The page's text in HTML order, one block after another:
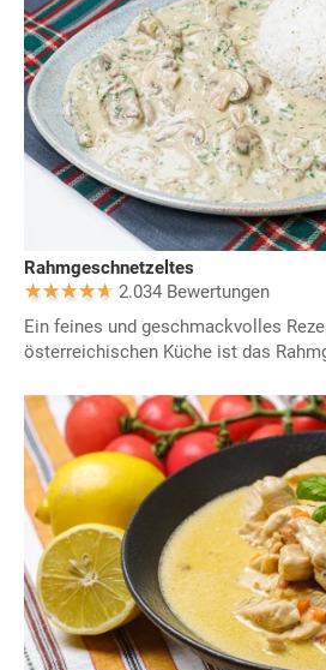
Rahmgeschnetzeltes
2.034 Bewertungen
Ein feines und geschmackvolles
österreichischen Küche ist das